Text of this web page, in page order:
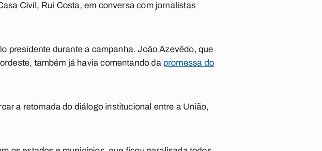
Civil, Rui Costa, em conversa com jornalistas
presidente durante a campanha. João Azevêdo, que
também já havia comentando da promessa do
a retomada do diálogo institucional entre a União,